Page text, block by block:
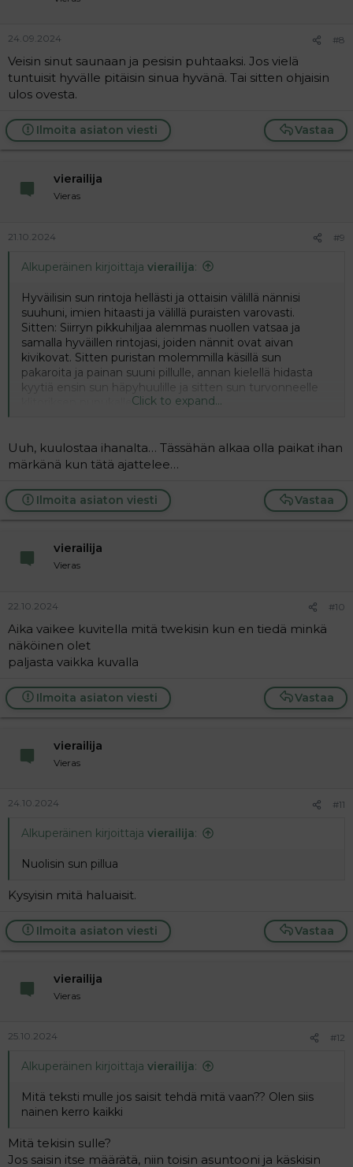
24.09.2024 #8
Veisin sinut saunaan ja pesisin puhtaaksi. Jos vielä
tuntuisit hyvälle pitäisin sinua hyvänä. Tai sitten ohjaisin
ulos ovesta.
Vastaa
Ilmoita asiaton viesti
vierailija
Vieras
21.10.2024 #9
Alkuperäinen kirjoittaja vierailija:
Hyväilisin sun rintoja hellästi ja ottaisin välillä nännisi
suuhuni, imien hitaasti ja välillä puraisten varovasti.
Sitten: Siirryn pikkuhiljaa alemmas nuollen vatsaa ja
samalla hyväillen rintojasi, joiden nännit ovat aivan
kivikovat. Sitten puristan molemmilla käsillä sun
pakaroita ja painan suuni pillulle, annan kielellä hidasta
kyytiä ensin sun häpyhuulille ja sitten sun turvonneelle
klitoriksen nupukalle.
hidastaen liikettä ja sinä pyydät lisää, lisää..
Kun alan imemään klitorista, niin sinä täriset ja voihkit,
päälle...
Mitä muuta haluaisit minun tekevän?
Click to expand...
Uuh, kuulostaa ihanalta… Tässähän alkaa olla paikat ihan
märkänä kun tätä ajattelee…
Vastaa
Ilmoita asiaton viesti
vierailija
Vieras
22.10.2024 #10
Aika vaikee kuvitella mitä twekisin kun en tiedä minkä
näköinen olet
paljasta vaikka kuvalla
Vastaa
Ilmoita asiaton viesti
vierailija
Vieras
24.10.2024 #11
Alkuperäinen kirjoittaja vierailija:
Nuolisin sun pillua
Kysyisin mitä haluaisit.
Vastaa
Ilmoita asiaton viesti
vierailija
Vieras
25.10.2024 #12
Alkuperäinen kirjoittaja vierailija:
Mitä teksti mulle jos saisit tehdä mitä vaan?? Olen siis
nainen kerro kaikki
Mitä tekisin sulle?
Jos saisin itse määrätä, niin toisin asuntooni ja käskisin